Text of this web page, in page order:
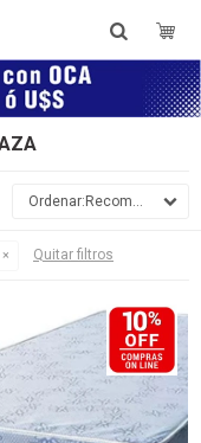
Recomendados
Quitar filtros